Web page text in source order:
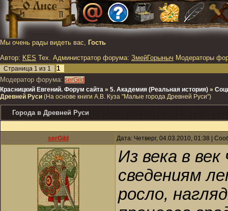
Мы очень рады видеть вас, Гость
Автор: KES Тех. Администратор форума: ЗмейГорыныч Модераторы
Страница 1 из 1
1
Модератор форума: serGild
Красницкий Евгений. Форум сайта » 5. Академия (Реальная история) »
Древней Руси (На основе книги A.B. Куза "Малые города Древней Руси")
Города в Древней Руси
serGild Дата: Четверг, 04.03.2010, 01:38 |
Из века в
сведениям
росло,